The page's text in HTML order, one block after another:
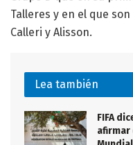
Talleres y en el que
Calleri y Alisson.
Lea también
FIFA
afirmar